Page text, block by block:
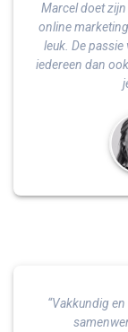
Marcel doet
online
leuk. De
iedereen dan
“Vakkundig